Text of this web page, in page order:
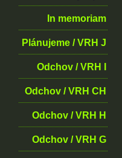
In memoriam
Plánujeme / VRH J
Odchov / VRH I
Odchov / VRH CH
Odchov / VRH H
Odchov / VRH G